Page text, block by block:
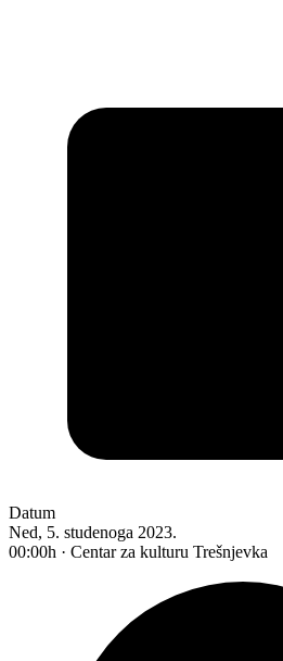
Datum
Ned, 5. studenoga 2023.
00:00h · Centar za kulturu Trešnjevka